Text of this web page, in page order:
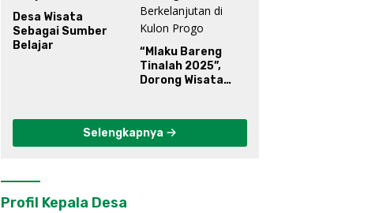
Desa Wisata
Sebagai Sumber
Belajar
“Mlaku Bareng
Tinalah 2025”,
Dorong Wisata
Selengkapnya
Profil Kepala Desa